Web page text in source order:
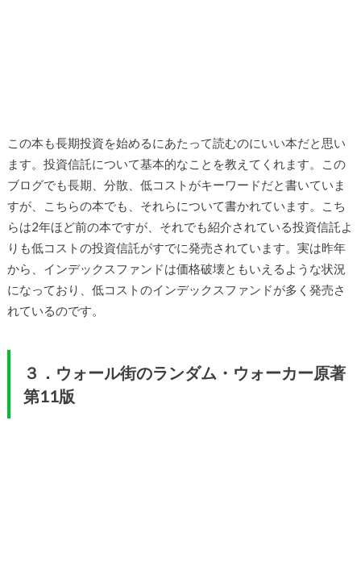
この本も長期投資を始めるにあたって読むのにいい本だと思い
ます。投資信託について基本的なことを教えてくれます。この
ブログでも長期、分散、低コストがキーワードだと書いていま
すが、こちらの本でも、それらについて書かれています。こち
らは2年ほど前の本ですが、それでも紹介されている投資信託よ
りも低コストの投資信託がすでに発売されています。実は昨年
から、インデックスファンドは価格破壊ともいえるような状況
になっており、低コストのインデックスファンドが多く発売さ
れているのです。
３．ウォール街のランダム・ウォーカー原著
第11版